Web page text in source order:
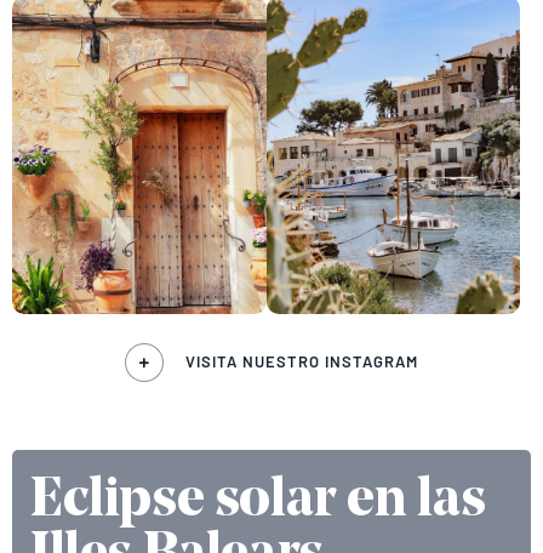
VISITA NUESTRO INSTAGRAM
Eclipse solar en las